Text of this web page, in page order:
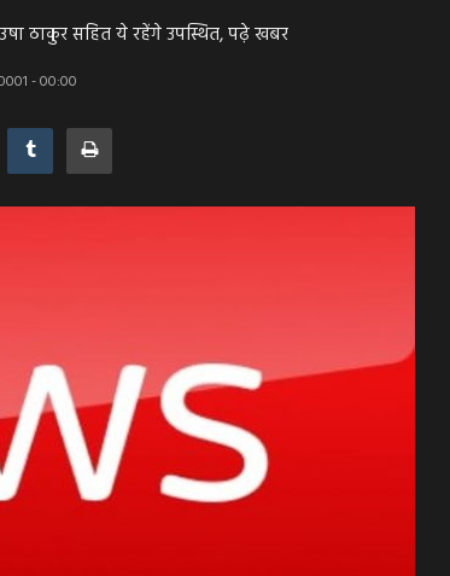
उषा ठाकुर सहित ये रहेंगे उपस्थित, पढ़े खबर
- 00:00